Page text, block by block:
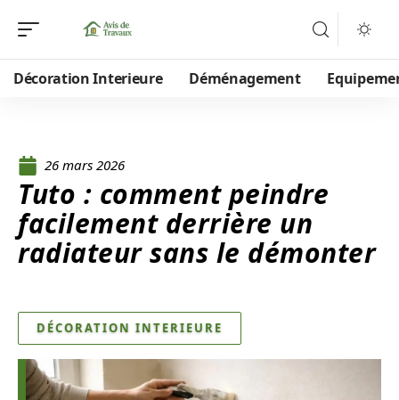
Décoration Interieure Déménagement
26 mars 2026
Tuto : comment peindre
facilement derrière un
radiateur sans le démonter
DÉCORATION INTERIEURE